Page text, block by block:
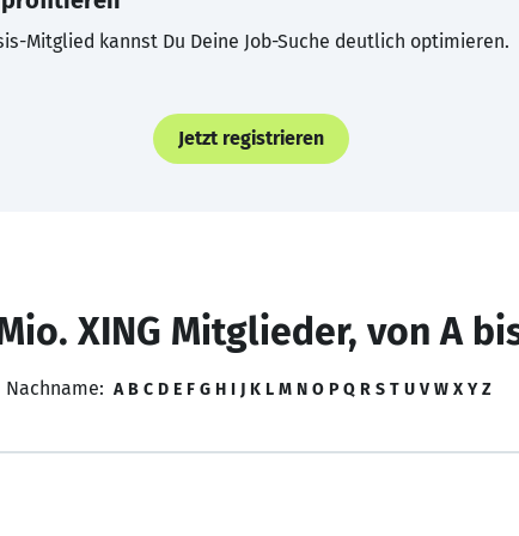
Mitglied kannst Du Deine Job-Suche deutlich optimieren.
Jetzt registrieren
XING Mitglieder, von A
Nachname: A B C D E F G H I J K L M N O P Q R S T U V W X Y Z